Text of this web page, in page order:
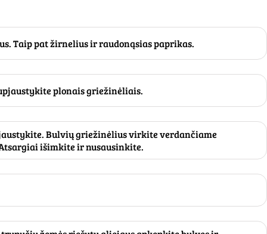
Taip pat žirnelius ir raudonąsias paprikas.
plonais griežinėliais.
Bulvių griežinėlius virkite verdančiame
išimkite ir nusausinkite.